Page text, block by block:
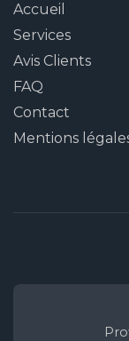
Accueil
Services
Avis Clients
FAQ
Contact
Mentions